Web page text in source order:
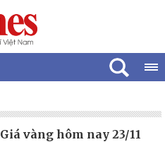
Giá vàng hôm nay 23/11